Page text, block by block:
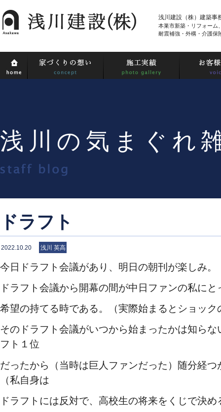
浅川建設（株）建築事
本巣市新築・リフォーム
耐震補強・外構・介護保
浅川の気まぐれ
ドラフト
2022.10.20 浅川 英高
今日ドラフト会議があり、明日の朝刊が楽しみ。
ドラフト会議から開幕の間が中日ファンの私に
希望の持てる時である。（実際始まるとショック
そのドラフト会議がいつから始まったかは知ら
フト１位
だったから（当時は巨人ファンだった）随分経
（私自身は
ドラフトには反対で、高校生の将来をくじで決